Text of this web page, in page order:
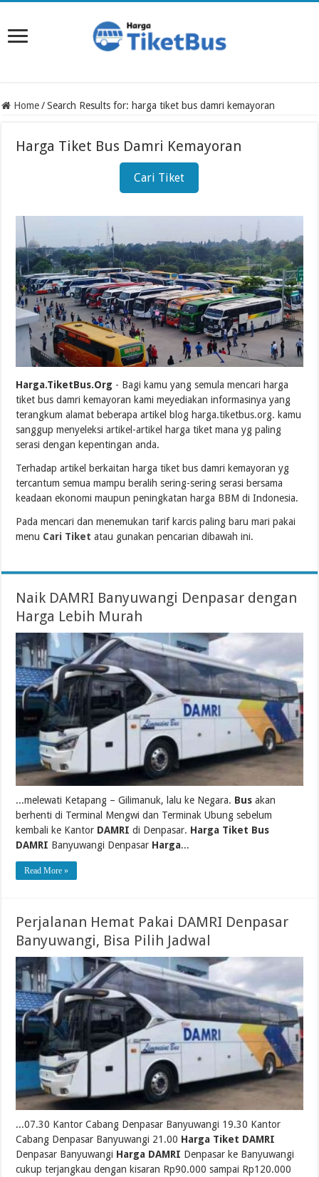
Home / Search Results for: harga tiket bus damri kemayoran
Harga Tiket Bus Damri Kemayoran
Cari Tiket
Harga.TiketBus.Org - Bagi kamu yang semula mencari harga
tiket bus damri kemayoran kami meyediakan informasinya yang
terangkum alamat beberapa artikel blog harga.tiketbus.org. kamu
sanggup menyeleksi artikel-artikel harga tiket mana yg paling
serasi dengan kepentingan anda.
Terhadap artikel berkaitan harga tiket bus damri kemayoran yg
tercantum semua mampu beralih sering-sering serasi bersama
keadaan ekonomi maupun peningkatan harga BBM di Indonesia.
Pada mencari dan menemukan tarif karcis paling baru mari pakai
menu Cari Tiket atau gunakan pencarian dibawah ini.
Naik DAMRI Banyuwangi Denpasar dengan
Harga Lebih Murah
...melewati Ketapang – Gilimanuk, lalu ke Negara. Bus akan
berhenti di Terminal Mengwi dan Terminak Ubung sebelum
kembali ke Kantor DAMRI di Denpasar. Harga Tiket Bus
DAMRI Banyuwangi Denpasar Harga...
Read More »
Perjalanan Hemat Pakai DAMRI Denpasar
Banyuwangi, Bisa Pilih Jadwal
...07.30 Kantor Cabang Denpasar Banyuwangi 19.30 Kantor
Cabang Denpasar Banyuwangi 21.00 Harga Tiket DAMRI
Denpasar Banyuwangi Harga DAMRI Denpasar ke Banyuwangi
cukup terjangkau dengan kisaran Rp90.000 sampai Rp120.000